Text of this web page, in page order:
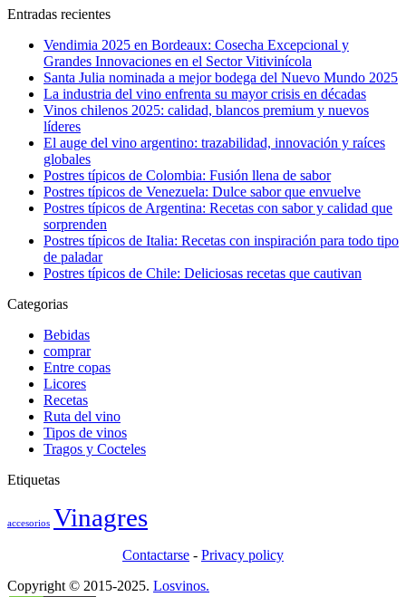
Entradas recientes
Vendimia 2025 en Bordeaux: Cosecha Excepcional y
Grandes Innovaciones en el Sector Vitivinícola
Santa Julia nominada a mejor bodega del Nuevo Mundo 2025
La industria del vino enfrenta su mayor crisis en décadas
Vinos chilenos 2025: calidad, blancos premium y nuevos
líderes
El auge del vino argentino: trazabilidad, innovación y raíces
globales
Postres típicos de Colombia: Fusión llena de sabor
Postres típicos de Venezuela: Dulce sabor que envuelve
Postres típicos de Argentina: Recetas con sabor y calidad que
sorprenden
Postres típicos de Italia: Recetas con inspiración para todo tipo
de paladar
Postres típicos de Chile: Deliciosas recetas que cautivan
Categorias
Bebidas
comprar
Entre copas
Licores
Recetas
Ruta del vino
Tipos de vinos
Tragos y Cocteles
Etiquetas
accesorios Vinagres
Contactarse - Privacy policy
Copyright © 2015-2025. Losvinos.